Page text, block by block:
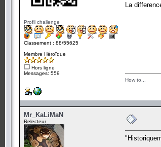
Profil challenge
Classement : 88/55625
Membre Héroïque
Hors ligne
Messages: 559
La
How to...
Mr_KaLiMaN
Relecteur